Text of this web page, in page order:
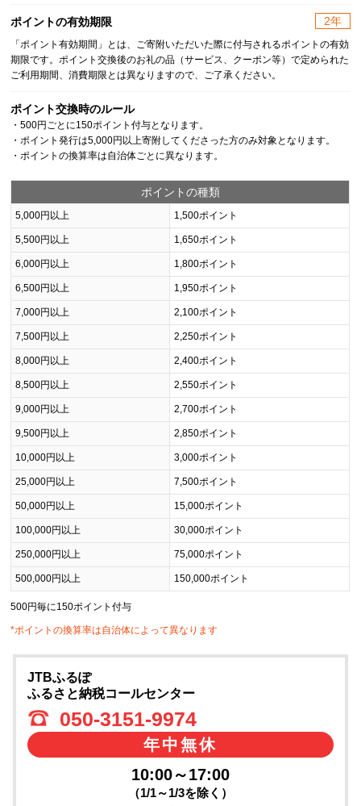
ポイントの有効期限 2年
「ポイント有効期間」とは、ご寄附いただいた際に付与されるポイントの有効
期限です。ポイント交換後のお礼の品（サービス、クーポン等）で定められた
ご利用期間、消費期限とは異なりますので、ご了承ください。
ポイント交換時のルール
・500円ごとに150ポイント付与となります。
・ポイント発行は5,000円以上寄附してくださった方のみ対象となります。
・ポイントの換算率は自治体ごとに異なります。
ポイントの種類
5,000円以上 1,500ポイント
5,500円以上 1,650ポイント
6,000円以上 1,800ポイント
6,500円以上 1,950ポイント
7,000円以上 2,100ポイント
7,500円以上 2,250ポイント
8,000円以上 2,400ポイント
8,500円以上 2,550ポイント
9,000円以上 2,700ポイント
9,500円以上 2,850ポイント
10,000円以上 3,000ポイント
25,000円以上 7,500ポイント
50,000円以上 15,000ポイント
100,000円以上 30,000ポイント
250,000円以上 75,000ポイント
500,000円以上 150,000ポイント
500円毎に150ポイント付与
*ポイントの換算率は自治体によって異なります
JTBふるぽ
ふるさと納税コールセンター
050-3151-9974
年中無休
10:00～17:00
（1/1～1/3を除く）